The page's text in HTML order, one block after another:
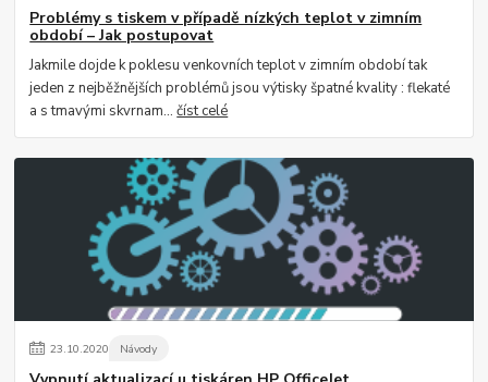
Problémy s tiskem v případě nízkých teplot v zimním
období – Jak postupovat
Jakmile dojde k poklesu venkovních teplot v zimním období tak
jeden z nejběžnějších problémů jsou výtisky špatné kvality : flekaté
a s tmavými skvrnam...číst celé
23.10.2020 Návody